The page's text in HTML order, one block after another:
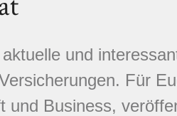
und
Für
und Business,